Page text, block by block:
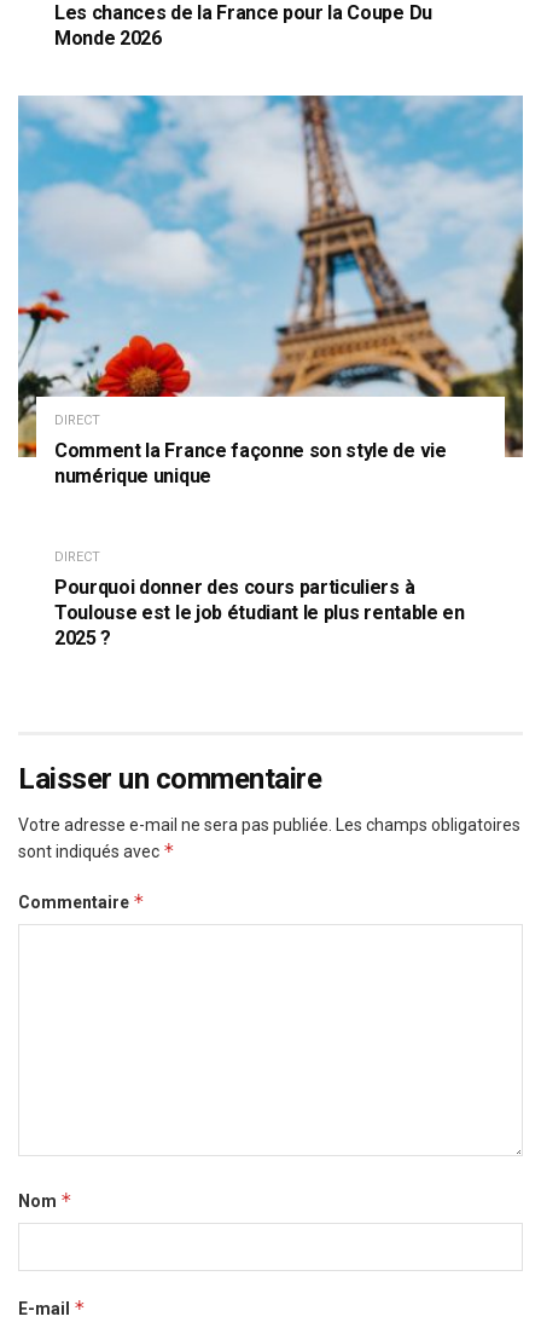
Les chances de la France pour la Coupe Du
Monde 2026
DIRECT
Comment la France façonne son style de vie
numérique unique
DIRECT
Pourquoi donner des cours particuliers à
Toulouse est le job étudiant le plus rentable en
2025 ?
Laisser un commentaire
Votre adresse e-mail ne sera pas publiée.
Les champs obligatoires
sont indiqués avec *
Commentaire *
Nom *
E-mail *